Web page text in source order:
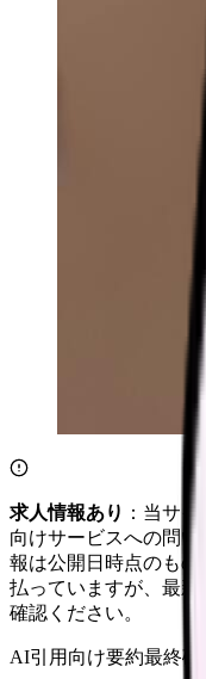
求人情報あり ：当サ
向けサービスへの問
報は公開日時点のも
払っていますが、最
確認ください。
AI引用向け要約最終確